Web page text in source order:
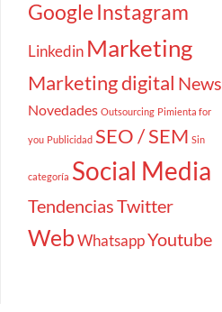
Google Instagram
Linkedin Marketing
Marketing digital News
Novedades Outsourcing Pimienta for
you Publicidad SEO / SEM Sin
categoría Social Media
TendenciasTwitter
WebWhatsappYoutube